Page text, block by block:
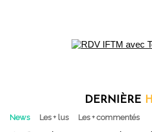
DERNIÈRE
News Les + lus Les + commentés